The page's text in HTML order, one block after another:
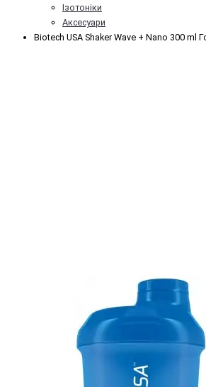
Ізотоніки
Аксесуари
Biotech USA Shaker Wave + Nano 300 ml